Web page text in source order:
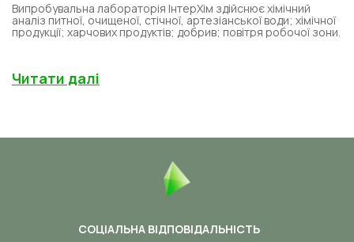
Випробувальна лабораторія ІнтерХім здійснює хімічний
аналіз питної, очищеної, стічної, артезіанської води; хімічної
продукції; харчових продуктів; добрив; повітря робочої зони.
Читати далі
СОЦІАЛЬНА ВІДПОВІДАЛЬНІСТЬ